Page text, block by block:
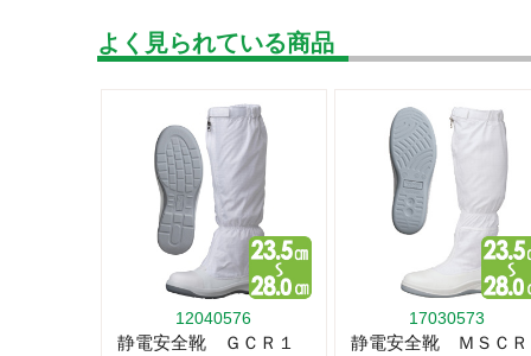
よく見られている商品
12040576
静電安全靴 ＧＣＲ１
17030573
静電安全靴 ＭＳＣＲ